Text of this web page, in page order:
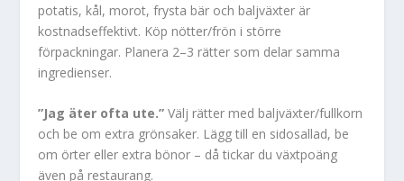
potatis, kål, morot, frysta bär och baljväxter är
kostnadseffektivt. Köp nötter/frön i större
förpackningar. Planera 2–3 rätter som delar samma
ingredienser.
”Jag äter ofta ute.” Välj rätter med baljväxter/fullkorn
och be om extra grönsaker. Lägg till en sidosallad, be
om örter eller extra bönor – då tickar du växtpoäng
även på restaurang.